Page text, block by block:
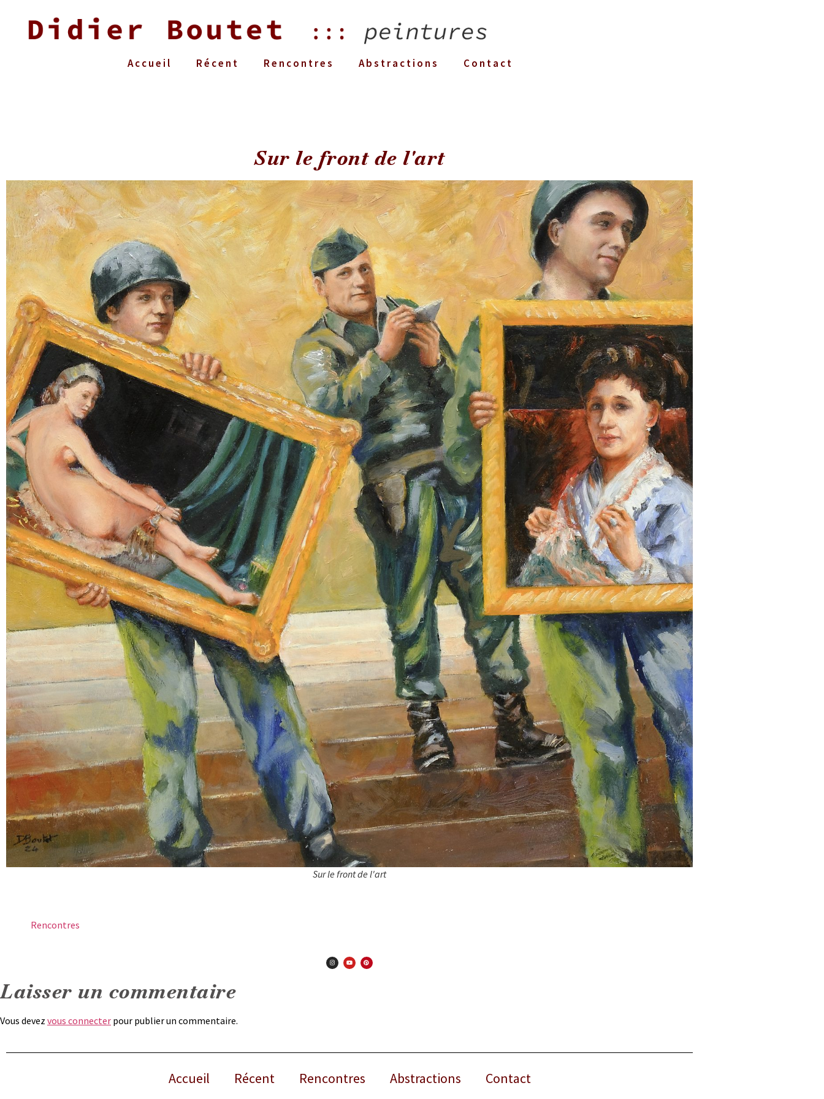
Accueil Récent Rencontres Abstractions Contact
Sur le front de l'art
Sur le front de l'art
Rencontres
Laisser un commentaire
Vous devez vous connecter pour publier un commentaire.
Accueil Récent Rencontres Abstractions Contact